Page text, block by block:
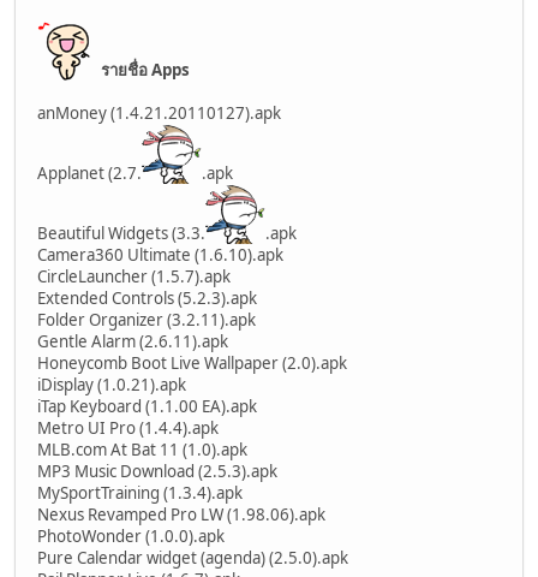
รายชื่อ Apps
anMoney (1.4.21.20110127).apk
Applanet (2.7. .apk
Beautiful Widgets (3.3.
.apk
Camera360 Ultimate (1.6.10).apk
CircleLauncher (1.5.7).apk
Extended Controls (5.2.3).apk
Folder Organizer (3.2.11).apk
Gentle Alarm (2.6.11).apk
Honeycomb Boot Live Wallpaper (2.0).apk
iDisplay (1.0.21).apk
iTap Keyboard (1.1.00 EA).apk
Metro UI Pro (1.4.4).apk
MLB.com At Bat 11 (1.0).apk
MP3 Music Download (2.5.3).apk
MySportTraining (1.3.4).apk
Nexus Revamped Pro LW (1.98.06).apk
PhotoWonder (1.0.0).apk
Pure Calendar widget (agenda) (2.5.0).apk